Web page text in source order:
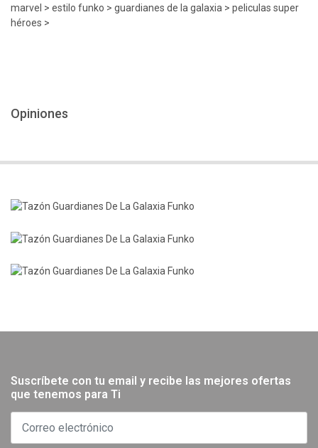
marvel > estilo funko > guardianes de la galaxia > peliculas super
héroes >
Opiniones
Suscríbete con tu email y recibe las mejores ofertas
que tenemos para Ti